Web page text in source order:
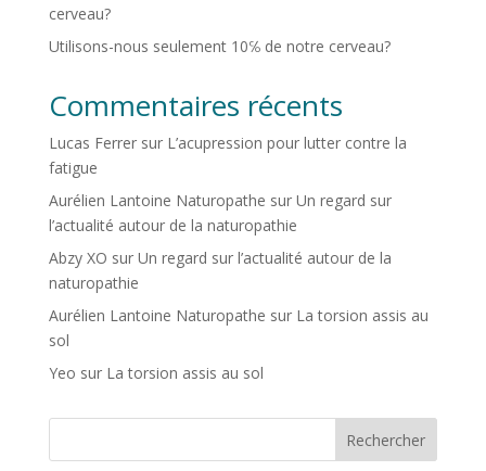
cerveau?
Utilisons-nous seulement 10℅ de notre cerveau?
Commentaires récents
Lucas Ferrersur L’acupression pour lutter contre la
fatigue
Aurélien Lantoine Naturopathe sur Un regard sur
l’actualité autour de la naturopathie
Abzy XO sur Un regard sur l’actualité autour de la
naturopathie
Aurélien Lantoine Naturopathe sur La torsion assis au
sol
Yeo sur La torsion assis au sol
Rechercher